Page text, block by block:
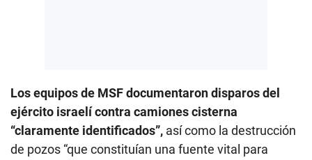
Los equipos de MSF documentaron disparos del
ejército israelí contra camiones cisterna
“claramente identificados”, así como la destrucción
de pozos “que constituían una fuente vital para